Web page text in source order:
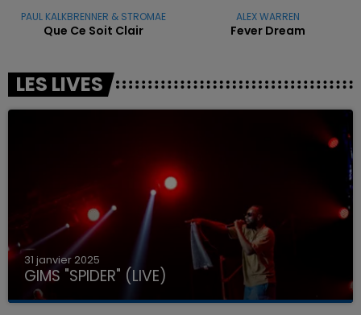
PAUL KALKBRENNER & STROMAE
Que Ce Soit Clair
ALEX WARREN
Fever Dream
LES LIVES
31 janvier 2025
GIMS "SPIDER" (LIVE)